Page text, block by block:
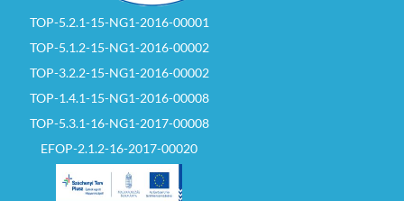
TOP-5.2.1-15-NG1-2016-00001
TOP-5.1.2-15-NG1-2016-00002
TOP-3.2.2-15-NG1-2016-00002
TOP-1.4.1-15-NG1-2016-00008
TOP-5.3.1-16-NG1-2017-00008
EFOP-2.1.2-16-2017-00020